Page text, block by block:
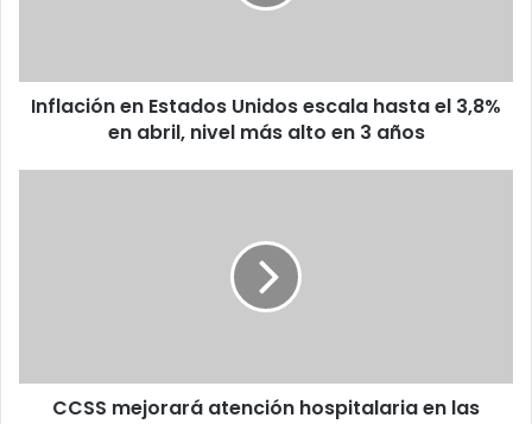
en
abril,
Inflación en Estados Unidos escala hasta el 3,8%
en abril, nivel más alto en 3 años
Atlántica
CCSS mejorará atención hospitalaria en las